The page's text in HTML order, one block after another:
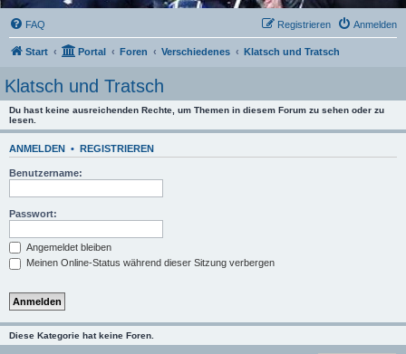
FAQ Anmelden
Registrieren
Start Portal Foren Verschiedenes Klatsch und Tratsch
Klatsch und Tratsch
Du hast keine ausreichenden Rechte, um Themen in diesem Forum zu sehen oder zu
lesen.
ANMELDEN • REGISTRIEREN
Benutzername:
Passwort:
Angemeldet bleiben
Meinen Online-Status während dieser Sitzung verbergen
Diese Kategorie hat keine Foren.